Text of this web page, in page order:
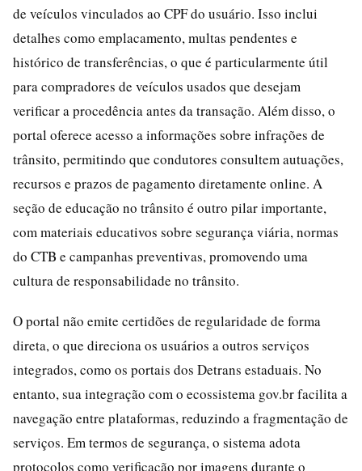
de veículos vinculados ao CPF do usuário. Isso inclui
detalhes como emplacamento, multas pendentes e
histórico de transferências, o que é particularmente útil
para compradores de veículos usados que desejam
verificar a procedência antes da transação. Além disso, o
portal oferece acesso a informações sobre infrações de
trânsito, permitindo que condutores consultem autuações,
recursos e prazos de pagamento diretamente online. A
seção de educação no trânsito é outro pilar importante,
com materiais educativos sobre segurança viária, normas
do CTB e campanhas preventivas, promovendo uma
cultura de responsabilidade no trânsito.
O portal não emite certidões de regularidade de forma
direta, o que direciona os usuários a outros serviços
integrados, como os portais dos Detrans estaduais. No
entanto, sua integração com o ecossistema gov.br facilita a
navegação entre plataformas, reduzindo a fragmentação de
serviços. Em termos de segurança, o sistema adota
protocolos como verificação por imagens durante o